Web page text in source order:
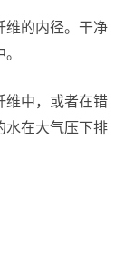
维的内径。干净
维中，或者在错
水在大气压下排